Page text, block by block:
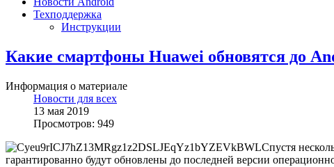
Техподдержка
Инструкции
Какие смартфоны Huawei обновятся до
Информация о материале
Новости для всех
13 мая 2019
Просмотров: 949
Спустя
гарантированно будут обновлены до последней версии